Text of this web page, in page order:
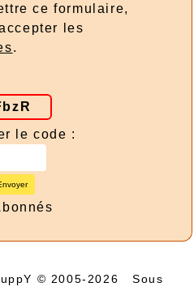
ce formulaire,
les
.
le code :
© 2005-2026 Sous